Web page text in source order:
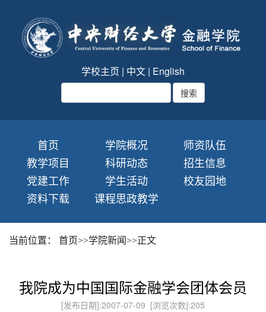
学校主页 | 中文 | English
首页 学院概况
师资队伍
教学项目
科研动态
招生信息
党建工作
学生活动
校友园地
资料下载
课程思政教学
当前位置： 首页>>学院新闻>>正文
我院成为中国国际金融学会团体会员
[发布日期]:2007-07-09 [浏览次数]:205